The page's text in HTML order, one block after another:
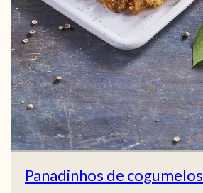
Panadinhos de cogumelos